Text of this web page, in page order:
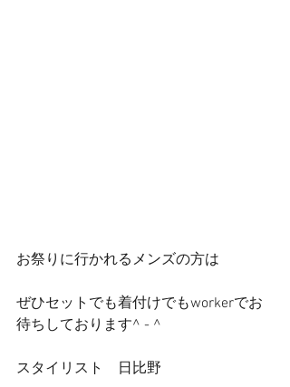
お祭りに行かれるメンズの方は
ぜひセットでも着付けでもworkerでお
待ちしております^ - ^
スタイリスト　日比野